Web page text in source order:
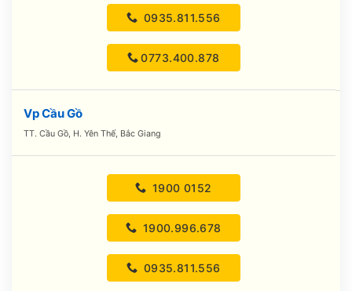
0935.811.556
0773.400.878
Vp Cầu Gồ
TT. Cầu Gồ, H. Yên Thế, Bắc Giang
1900 0152
1900.996.678
0935.811.556